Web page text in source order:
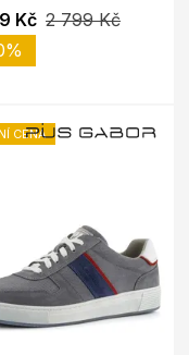
Kč 2 799 Kč
CENA